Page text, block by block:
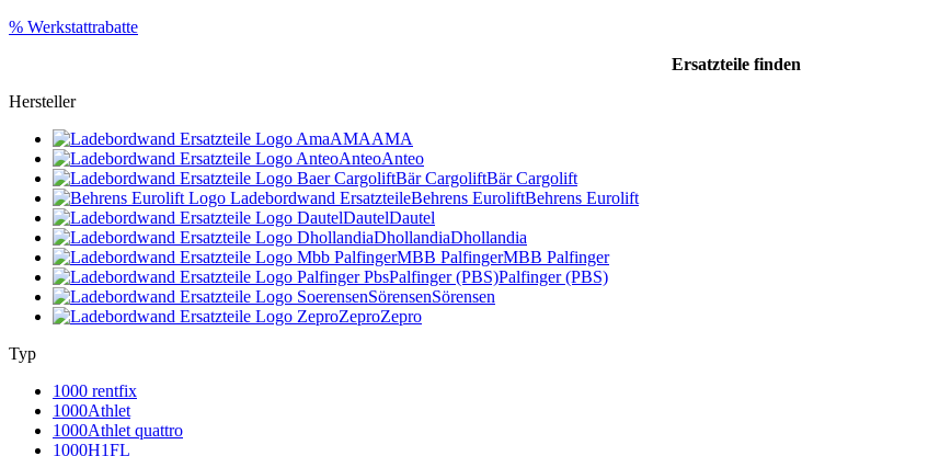
% Werkstattrabatte
Ersatzteile finden
Hersteller
AMAAMA
AnteoAnteo
Bär CargoliftBär Cargolift
Behrens EuroliftBehrens Eurolift
DautelDautel
DhollandiaDhollandia
MBB PalfingerMBB Palfinger
Palfinger (PBS)Palfinger (PBS)
SörensenSörensen
ZeproZepro
Typ
1000 rentfix
1000Athlet
1000Athlet quattro
1000H1FL